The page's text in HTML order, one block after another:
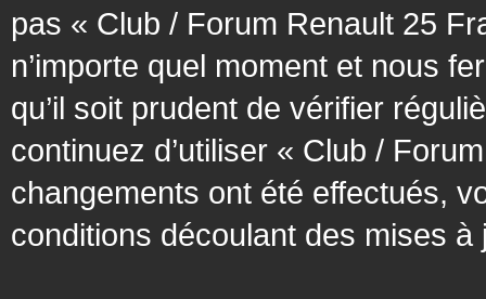
pas « Club / Forum Renault 25
n’importe quel moment et nous
qu’il soit prudent de vérifier
continuez d’utiliser « Club /
changements ont été effectués,
conditions découlant des mises